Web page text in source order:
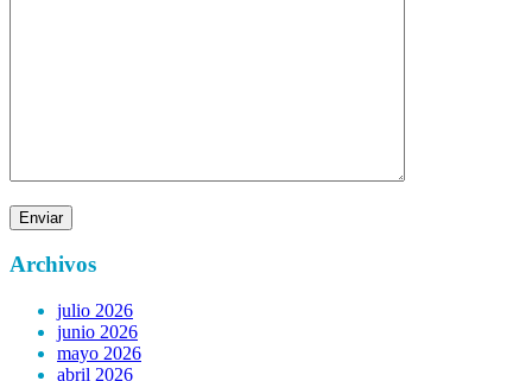
Archivos
julio 2026
junio 2026
mayo 2026
abril 2026